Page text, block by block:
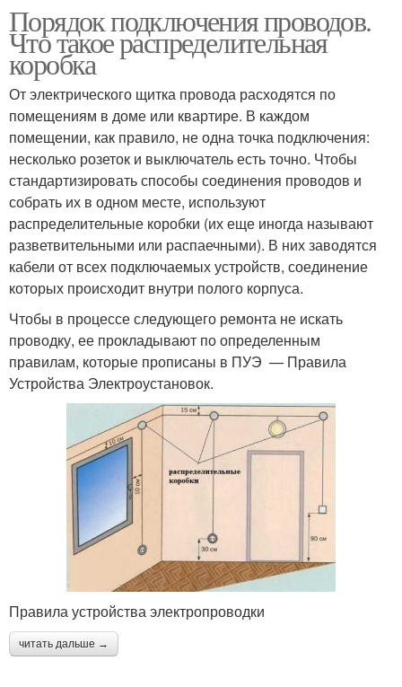
Порядок подключения проводов.
Что такое распределительная
коробка
От электрического щитка провода расходятся по
помещениям в доме или квартире. В каждом
помещении, как правило, не одна точка подключения:
несколько розеток и выключатель есть точно. Чтобы
стандартизировать способы соединения проводов и
собрать их в одном месте, используют
распределительные коробки (их еще иногда называют
разветвительными или распаечными). В них заводятся
кабели от всех подключаемых устройств, соединение
которых происходит внутри полого корпуса.
Чтобы в процессе следующего ремонта не искать
проводку, ее прокладывают по определенным
правилам, которые прописаны в ПУЭ — Правила
Устройства Электроустановок.
Правила устройства электропроводки
читать дальше →